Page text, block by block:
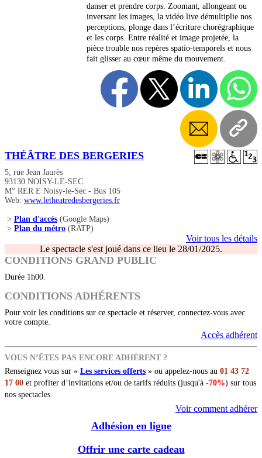
danser et prendre corps. Zoomant, allongeant ou
inversant les images, la vidéo live démultiplie nos
perceptions, plonge dans l’écriture chorégraphique
et les corps. Entre réalité et image projetée, la
pièce trouble nos repères spatio-temporels et nous
fait glisser au cœur même du mouvement.
THÉÂTRE DES BERGERIES
5, rue Jean Jaurès
93130 NOISY-LE-SEC
M° RER E Noisy-le-Sec - Bus 105
Web: www.letheatredesbergeries.fr
> Plan d'accès (Google Maps)
> Plan du métro (RATP)
Voir tous les détails
Le spectacle s'est joué dans ce lieu le 28/01/2025.
CONDITIONS GRAND PUBLIC
Durée 1h00.
CONDITIONS ADHÉRENTS
Pour voir les conditions sur ce spectacle et réserver, connectez-vous avec
votre compte.
Accès adhérent
VOUS N’ÊTES PAS ENCORE ADHÉRENT ?
Renseignez vous sur « Les services offerts » ou appelez-nous au 01 43 72
17 00 et profiter d’invitations et/ou de tarifs réduits (jusqu'à -70%) sur tous
nos spectacles.
Voir comment adhérer
Adhésion en ligne
Offrir une carte cadeau